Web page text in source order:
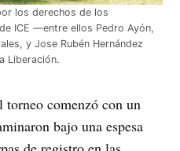
los derechos de los
ICE —entre ellos Pedro Ayón,
y Jose Rubén Hernández
Liberación.
torneo comenzó con un
bajo una espesa